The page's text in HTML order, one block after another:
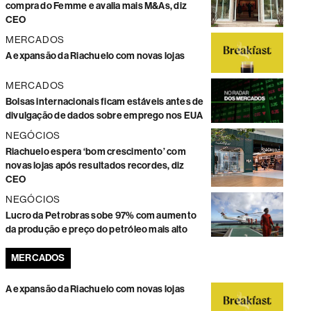
compra do Femme e avalia mais M&As, diz
CEO
MERCADOS
A expansão da Riachuelo com novas lojas
MERCADOS
Bolsas internacionais ficam estáveis antes de
divulgação de dados sobre emprego nos EUA
NEGÓCIOS
Riachuelo espera ‘bom crescimento’ com
novas lojas após resultados recordes, diz
CEO
NEGÓCIOS
Lucro da Petrobras sobe 97% com aumento
da produção e preço do petróleo mais alto
MERCADOS
A expansão da Riachuelo com novas lojas